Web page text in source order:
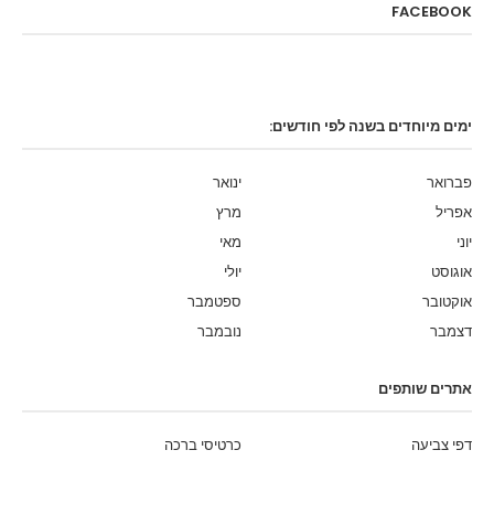
FACEBOOK
ימים מיוחדים בשנה לפי חודשים:
ינואר
פברואר
מרץ
אפריל
מאי
יוני
יולי
אוגוסט
ספטמבר
אוקטובר
נובמבר
דצמבר
אתרים שותפים
כרטיסי ברכה דפי צביעה